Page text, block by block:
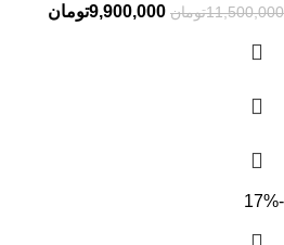
11,500,000تومان 9,900,000تومان
-17%